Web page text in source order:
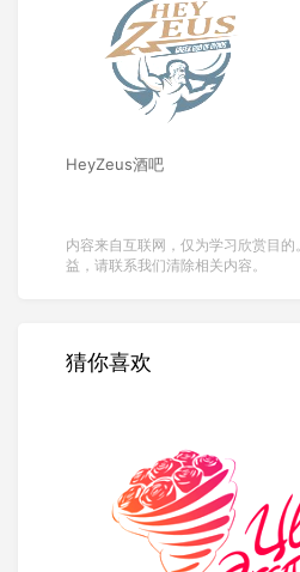
HeyZeus酒吧
内容来自互联网，仅为学习欣赏目
益，请联系我们清除相关内容。
猜你喜欢